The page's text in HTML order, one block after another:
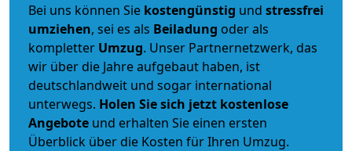
Bei uns können Sie kostengünstig und stressfrei
umziehen, sei es als Beiladung oder als
kompletter Umzug. Unser Partnernetzwerk, das
wir über die Jahre aufgebaut haben, ist
deutschlandweit und sogar international
unterwegs. Holen Sie sich jetzt kostenlose
Angebote und erhalten Sie einen ersten
Überblick über die Kosten für Ihren Umzug.